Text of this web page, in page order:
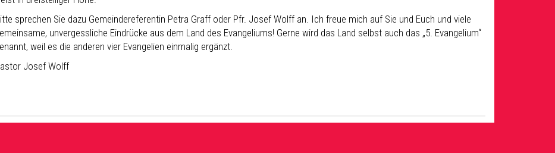
sprechen Sie dazu Gemeindereferentin Petra Graff oder Pfr. Josef Wolff an. Ich freue mich auf Sie und Euch und viele
unvergessliche Eindrücke aus dem Land des Evangeliums! Gerne wird das Land selbst auch das „5. Evangelium“
weil es die anderen vier Evangelien einmalig ergänzt.
Josef Wolff